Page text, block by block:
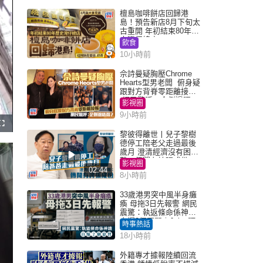
F
u
l
s
c
e
n
檀島咖啡餅店回歸港
島！預告新店8月下旬太
古重開 年初結束80年歷
史灣仔總店
飲食
10小時前
佘詩曼疑胸壓Chrome
Hearts型男老闆 俯身疑
跟對方背脊零距離接觸
網民驚呼：企側邊唔
得？
影視圈
9小時前
02:44
黎彼得離世丨兒子黎樹
德停工陪老父走過最後
歲月 澄清經濟沒有困
難：傳聞有誇張成份
影視圈
8小時前
33歲港男突中風半身癱
瘓 母拖3日先報警 網民
震驚：執返條命係神蹟
自爆2個惡習｜Juicy叮
時事熱話
18小時前
外籍專才據報陸續回流